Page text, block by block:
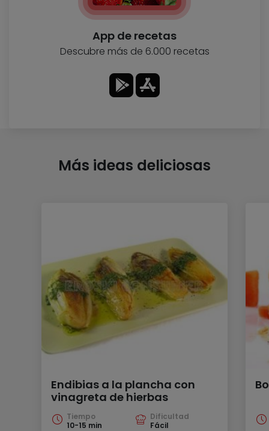
App de recetas
Descubre más de 6.000 recetas
Más ideas deliciosas
Endibias a la plancha con
vinagreta de hierbas
Tiempo
10-15 min
Dificultad
Fácil